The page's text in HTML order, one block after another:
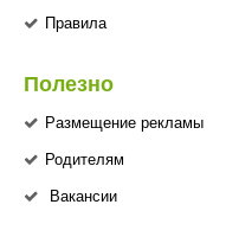
Правила
Полезно
Размещение рекламы
Родителям
Вакансии